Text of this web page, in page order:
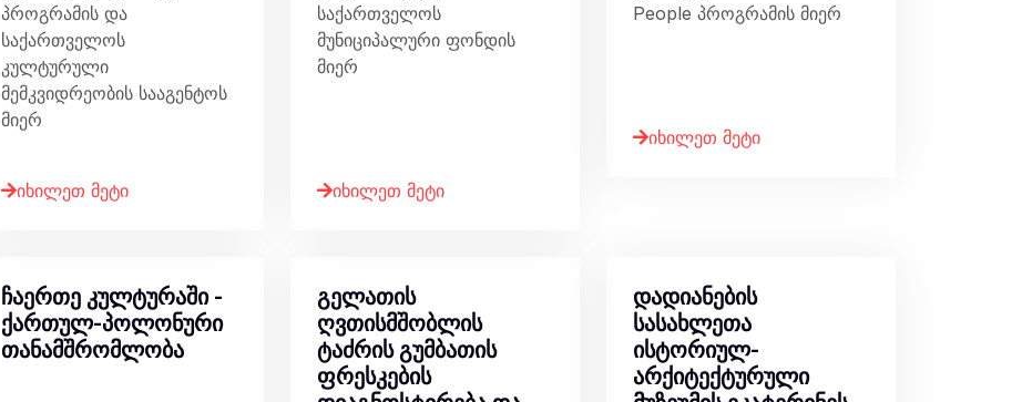
პროგრამის და
საქართველოს
კულტურული
მემკვიდრეობის სააგენტოს
მიერ
იხილეთ მეტი
საქართველოს
მუნიციპალური ფონდის
მიერ
იხილეთ მეტი
People პროგრამის მიერ
იხილეთ მეტი
ჩაერთე კულტურაში -
ქართულ-პოლონური
თანამშრომლობა
გელათის
ღვთისმშობლის
ტაძრის გუმბათის
ფრესკების
დადიანების
სასახლეთა
ისტორიულ-
არქიტექტურული